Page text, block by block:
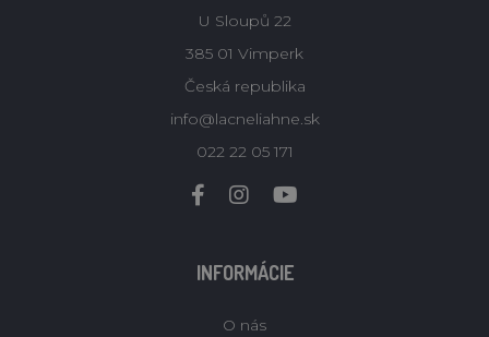
U Sloupů 22
385 01 Vimperk
Česká republika
info@lacneliahne.sk
022 22 05 171
INFORMÁCIE
O nás